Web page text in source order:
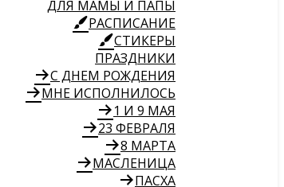
ДЛЯ МАМЫ И ПАПЫ
РАСПИСАНИЕ
СТИКЕРЫ
ПРАЗДНИКИ
С ДНЕМ РОЖДЕНИЯ
МНЕ ИСПОЛНИЛОСЬ
1 И 9 МАЯ
23 ФЕВРАЛЯ
8 МАРТА
МАСЛЕНИЦА
ПАСХА